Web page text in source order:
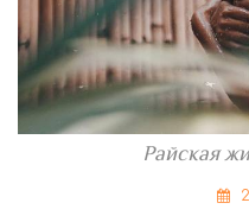
Райская